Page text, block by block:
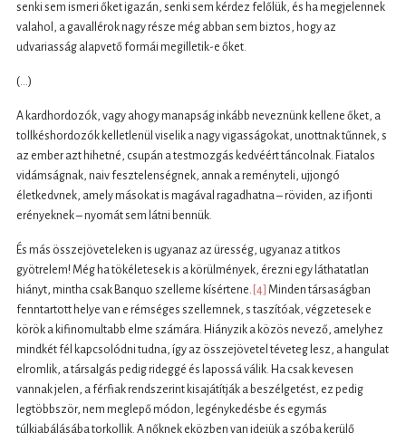
senki sem ismeri őket igazán, senki sem kérdez felőlük, és ha megjelennek
valahol, a gavallérok nagy része még abban sem biztos, hogy az
udvariasság alapvető formái megilletik-e őket.
(…)
A kardhordozók, vagy ahogy manapság inkább neveznünk kellene őket, a
tollkéshordozók kelletlenül viselik a nagy vigasságokat, unottnak tűnnek, s
az ember azt hihetné, csupán a testmozgás kedvéért táncolnak. Fiatalos
vidámságnak, naiv fesztelenségnek, annak a reményteli, ujjongó
életkedvnek, amely másokat is magával ragadhatna – röviden, az ifjonti
erényeknek – nyomát sem látni bennük.
És más összejöveteleken is ugyanaz az üresség, ugyanaz a titkos
gyötrelem! Még ha tökéletesek is a körülmények, érezni egy láthatatlan
hiányt, mintha csak Banquo szelleme kísértene. [4] Minden társaságban
fenntartott helye van e rémséges szellemnek, s taszítóak, végzetesek e
körök a kifinomultabb elme számára. Hiányzik a közös nevező, amelyhez
mindkét fél kapcsolódni tudna, így az összejövetel téveteg lesz, a hangulat
elromlik, a társalgás pedig rideggé és lapossá válik. Ha csak kevesen
vannak jelen, a férfiak rendszerint kisajátítják a beszélgetést, ez pedig
legtöbbször, nem meglepő módon, legénykedésbe és egymás
túlkiabálásába torkollik. A nőknek eközben van idejük a szóba kerülő